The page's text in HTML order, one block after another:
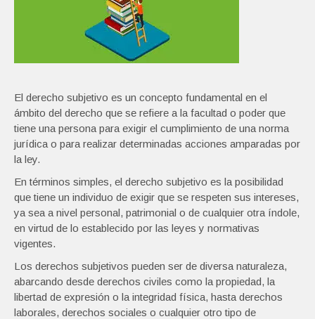
El derecho subjetivo es un concepto fundamental en el
ámbito del derecho que se refiere a la facultad o poder que
tiene una persona para exigir el cumplimiento de una norma
jurídica o para realizar determinadas acciones amparadas por
la ley.
En términos simples, el derecho subjetivo es la posibilidad
que tiene un individuo de exigir que se respeten sus intereses,
ya sea a nivel personal, patrimonial o de cualquier otra índole,
en virtud de lo establecido por las leyes y normativas
vigentes.
Los derechos subjetivos pueden ser de diversa naturaleza,
abarcando desde derechos civiles como la propiedad, la
libertad de expresión o la integridad física, hasta derechos
laborales, derechos sociales o cualquier otro tipo de